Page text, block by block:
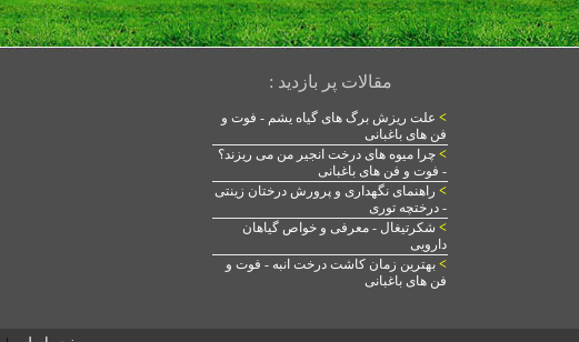
مقالات پر بازدید :
> علت ریزش برگ های گیاه یشم - فوت و
فن های باغبانی
> چرا میوه های درخت انجیر من می ریزند؟
- فوت و فن های باغبانی
> راهنمای نگهداری و پرورش درختان زینتی
- درختچه توری
> شکرتیغال - معرفی و خواص گیاهان
دارویی
> بهترین زمان کاشت درخت انبه - فوت و
فن های باغبانی